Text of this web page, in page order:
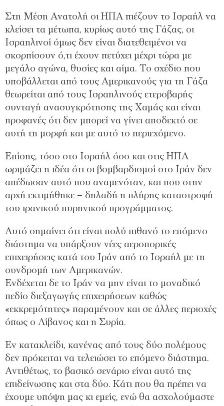
Στη Μέση Ανατολή οι ΗΠΑ πιέζουν το Ισραήλ να
κλείσει τα μέτωπα, κυρίως αυτό της Γάζας, οι
Ισραηλινοί όμως δεν είναι διατεθειμένοι να
σκορπίσουν ό,τι έχουν πετύχει μέχρι τώρα με
μεγάλο αγώνα, θυσίες και αίμα. Το σχέδιο που
υποβάλλεται από τους Αμερικανούς για τη Γάζα
θεωρείται από τους Ισραηλινούς ετεροβαρής
συνταγή ανασυγκρότησης της Χαμάς και είναι
προφανές ότι δεν μπορεί να γίνει αποδεκτό σε
αυτή τη μορφή και με αυτό το περιεχόμενο.
Επίσης, τόσο στο Ισραήλ όσο και στις ΗΠΑ
ωριμάζει η ιδέα ότι οι βομβαρδισμοί στο Ιράν δεν
απέδωσαν αυτό που αναμενόταν, και που στην
αρχή εκτιμήθηκε – δηλαδή η πλήρης καταστροφή
του ιρανικού πυρηνικού προγράμματος.
Αυτό σημαίνει ότι είναι πολύ πιθανό το επόμενο
διάστημα να υπάρξουν νέες αεροπορικές
επιχειρήσεις κατά του Ιράν από το Ισραήλ με τη
συνδρομή των Αμερικανών.
Ενδέχεται δε το Ιράν να μην είναι το μοναδικό
πεδίο διεξαγωγής επιχειρήσεων καθώς
«εκκρεμότητες» παραμένουν και σε άλλες περιοχές
όπως ο Λίβανος και η Συρία.
Εν κατακλείδι, κανένας από τους δύο πολέμους
δεν πρόκειται να τελειώσει το επόμενο διάστημα.
Αντιθέτως, το βασικό σενάριο είναι αυτό της
επιδείνωσης και στα δύο. Κάτι που θα πρέπει να
έχουμε υπόψη μας κι εμείς, ενώ θα ασχολούμαστε